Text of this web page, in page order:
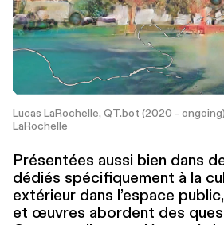
Lucas LaRochelle, QT.bot (2020 -
LaRochelle
Présentées aussi bien dans
dédiés spé­ci­fique­ment à la
extérieur dans l’espace
et œuvres abordent des